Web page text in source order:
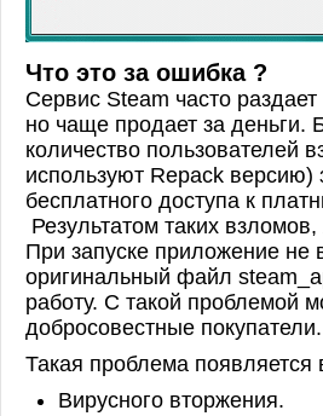
Что это за ошибка ?
Сервис Steam часто
но чаще продает за деньги.
количество пользователей
используют Repack версию)
бесплатного доступа к
Результатом таких
При запуске приложение не
оригинальный файл
работу. С такой проблемой
добросовестные покупатели.
Такая проблема появляется
Вирусного вторжения.